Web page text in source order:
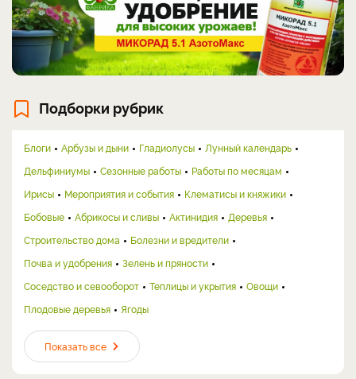
Подборки рубрик
Блоги Арбузы и дыни Гладиолусы
Лунный календарь
Дельфиниумы
Сезонные работы
Работы по месяцам
Ирисы
Мероприятия и события
Клематисы и княжики
Бобовые
Абрикосы и сливы Актинидия
Деревья
Строительство дома
Болезни и вредители
Почва и удобрения
Зелень и пряности
Соседство и севооборот
Теплицы и укрытия
Овощи
Плодовые деревья
Ягоды
Показать все